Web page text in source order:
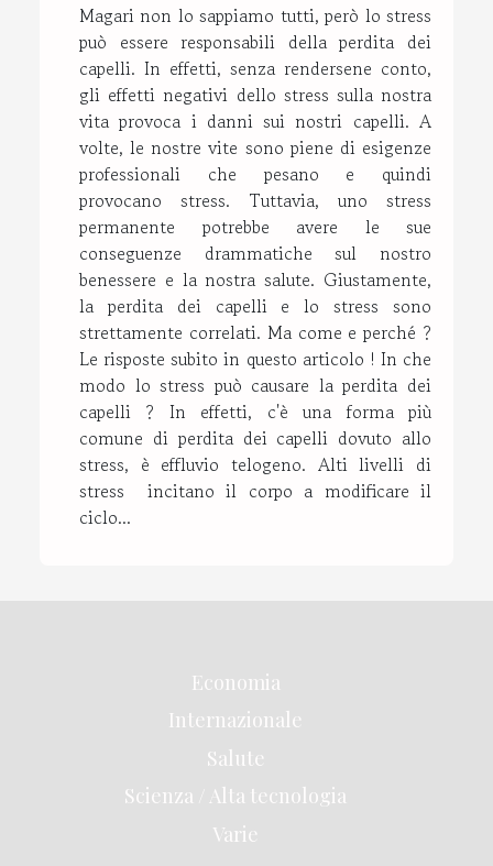
Magari non lo sappiamo tutti, però lo stress
può essere responsabili della perdita dei
capelli. In effetti, senza rendersene conto,
gli effetti negativi dello stress sulla nostra
vita provoca i danni sui nostri capelli. A
volte, le nostre vite sono piene di esigenze
professionali che pesano e quindi
provocano stress. Tuttavia, uno stress
permanente potrebbe avere le sue
conseguenze drammatiche sul nostro
benessere e la nostra salute. Giustamente,
la perdita dei capelli e lo stress sono
strettamente correlati. Ma come e perché ?
Le risposte subito in questo articolo ! In che
modo lo stress può causare la perdita dei
capelli ? In effetti, c'è una forma più
comune di perdita dei capelli dovuto allo
stress, è effluvio telogeno. Alti livelli di
stress incitano il corpo a modificare il
ciclo...
Economia
Internazionale
Salute
Scienza / Alta tecnologia
Varie